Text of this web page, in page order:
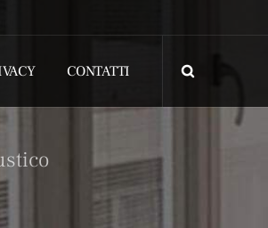
CONTATTI